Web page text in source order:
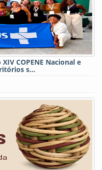
COPENE Nacional e
s...